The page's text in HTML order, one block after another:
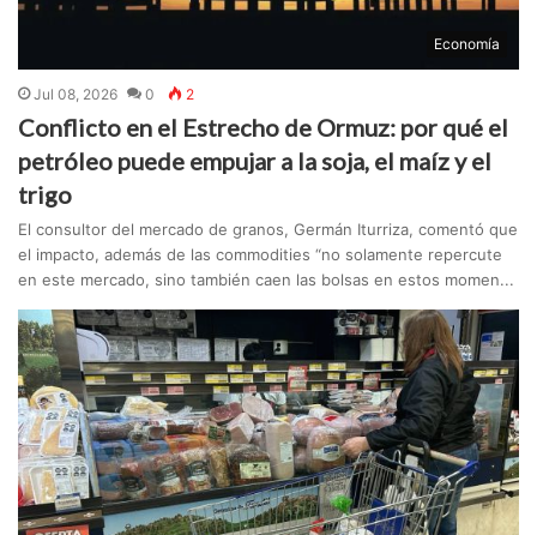
Economía
Jul 08, 2026 0 2
Conflicto en el Estrecho de Ormuz: por qué el
petróleo puede empujar a la soja, el maíz y el
trigo
El consultor del mercado de granos, Germán Iturriza, comentó que
el impacto, además de las commodities “no solamente repercute
en este mercado, sino también caen las bolsas en estos momen...